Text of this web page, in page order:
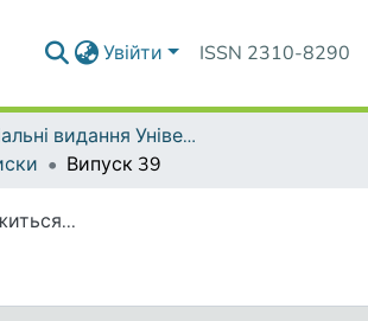
Увійти ISSN 2310-8290
Серіальні видання Університету
Випуск 39